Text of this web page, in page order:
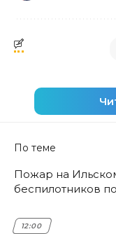
По теме
Пожар на
беспилотников
12:00